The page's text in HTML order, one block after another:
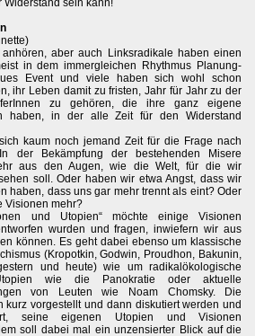
Widerstand sein kann!
aber auch Linksradikale haben einen
in dem immergleichen Rhythmus Planung-
Event und viele haben sich wohl schon
ihr Leben damit zu fristen, Jahr für Jahr zu der
zu gehören, die ihre ganz eigene
haben, in der alle Zeit für den Widerstand
kaum noch jemand Zeit für die Frage nach
der Bekämpfung der bestehenden Misere
aus den Augen, wie die Welt, für die wir
soll. Oder haben wir etwa Angst, dass wir
haben, dass uns gar mehr trennt als eint? Oder
Visionen mehr?
und Utopien“ möchte einige Visionen
wurden und fragen, inwiefern wir aus
können. Es geht dabei ebenso um klassische
(Kropotkin, Godwin, Proudhon, Bakunin,
und heute) wie um radikalökologische
wie die Panokratie oder aktuelle
von Leuten wie Noam Chomsky. Die
kurz vorgestellt und dann diskutiert werden und
seine eigenen Utopien und Visionen
soll dabei mal ein unzensierter Blick auf die